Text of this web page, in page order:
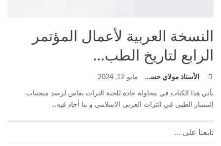
النسخة العربية لأعمال المؤتمر
الرابع لتاريخ الطب…
الأستاذ مولاي حسن فريح مايو 12, 2024
يأتي هذا الكتاب في محاولة جادة للجنة التراث بفاس لرصد منحنيات
المسار الطبي في التراث العربي الاسلامي و ما أجاد فيه…
تابعنا على …